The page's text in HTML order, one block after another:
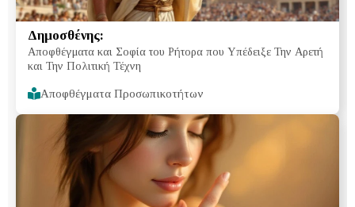
Δημοσθένης:
Αποφθέγματα και Σοφία του Ρήτορα που Υπέδειξε Την Αρετή
και Την Πολιτική Τέχνη
Αποφθέγματα Προσωπικοτήτων